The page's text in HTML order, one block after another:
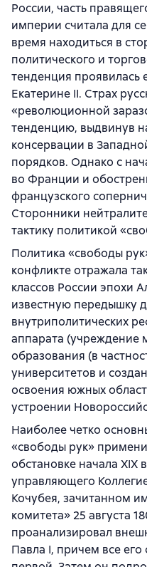
России, часть
империи считала для
время находиться в
политического и
тенденция
Екатерине II. Страх
«революционной
тенденцию, выдвинув
консервации в
порядков. Однако с
во Франции и
французского
Сторонники
тактику политикой
Политика «свободы
конфликте отражала
классов России эпохи
известную передышку
внутриполитических
аппарата (учреждение
образования (в
университетов и
освоения южных
устроении
Наиболее четко
«свободы рук»
обстановке начала XIX
управляющего
Кочубея, зачитанном
комитета» 25 августа
проанализировал
Павла I, причем все